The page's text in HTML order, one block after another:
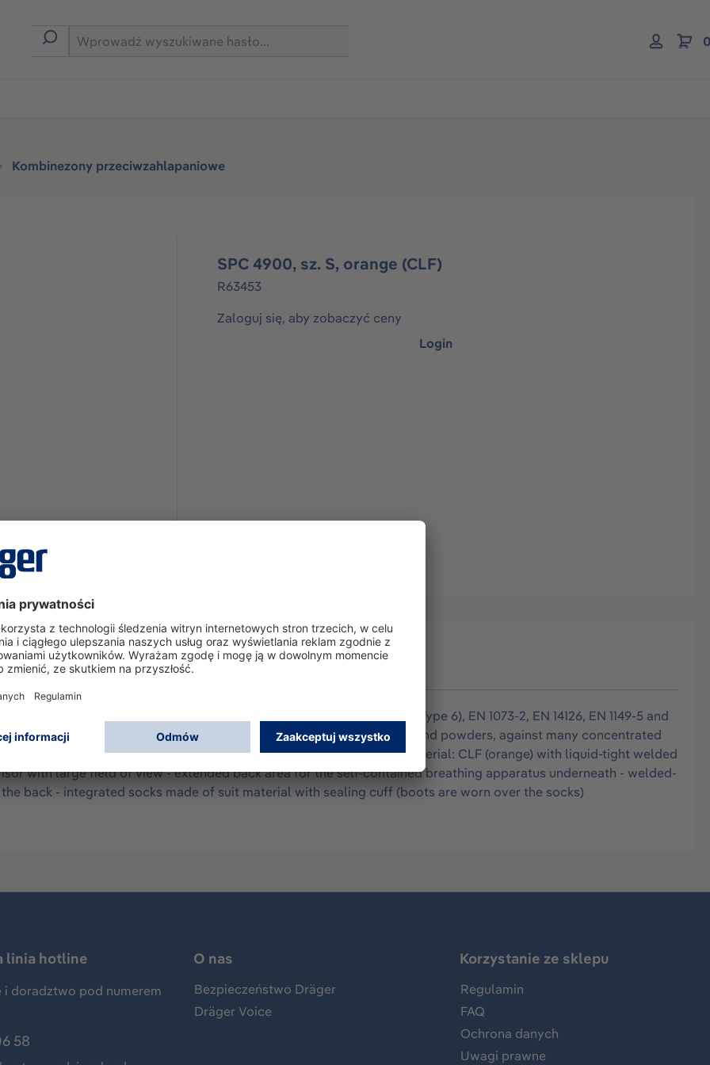
Kombinezony przeciwzahlapaniowe
SPC 4900, sz. S, orange (CLF)
R63453
Zaloguj się, aby zobaczyć ceny
Login
to EN 14605 (as Type 3 & 4), EN 13982-1 (Type 5), EN 13034 (Type 6), EN 1073-2, EN 14126, EN 1149-5 and
for limited use. It offers optimum protection against the finest dusts and powders, against many concentrated
a wide range of organic chemicals in liquid form. Configuration: - material: CLF (orange) with liquid-tight welded
with large field of view - extended back area for the self-contained breathing apparatus underneath - welded-
back - integrated socks made of suit material with sealing cuff (boots are worn over the socks)
linia hotline
i doradztwo pod numerem
58
O nas
Bezpieczeństwo Dräger
Dräger Voice
Korzystanie ze sklepu
Regulamin
FAQ
Ochrona danych
Uwagi prawne